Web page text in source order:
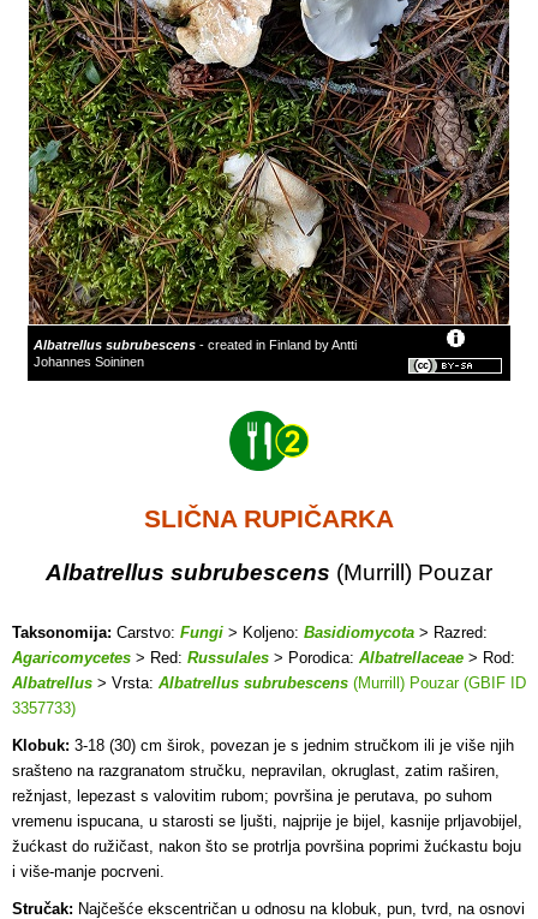
Albatrellus subrubescens - created in Finland by Antti
Johannes Soininen
SLIČNA RUPIČARKA
Albatrellus subrubescens (Murrill) Pouzar
Taksonomija: Carstvo: Fungi > Koljeno: Basidiomycota > Razred:
Agaricomycetes > Red: Russulales > Porodica: Albatrellaceae > Rod:
Albatrellus > Vrsta: Albatrellus subrubescens (Murrill) Pouzar (GBIF ID
3357733)
Klobuk: 3-18 (30) cm širok, povezan je s jednim stručkom ili je više njih
srašteno na razgranatom stručku, nepravilan, okruglast, zatim raširen,
režnjast, lepezast s valovitim rubom; površina je perutava, po suhom
vremenu ispucana, u starosti se ljušti, najprije je bijel, kasnije prljavobijel,
žućkast do ružičast, nakon što se protrlja površina poprimi žućkastu boju
i više-manje pocrveni.
Stručak: Najčešće ekscentričan u odnosu na klobuk, pun, tvrd, na osnovi